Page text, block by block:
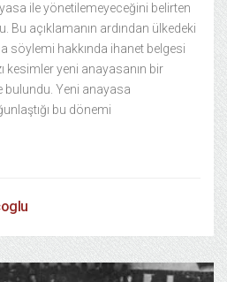
ile yönetilemeyeceğini belirten
Bu açıklamanın ardından ülkedeki
söylemi hakkında ihanet belgesi
kesimler yeni anayasanın bir
Yeni anayasa
bu dönemi